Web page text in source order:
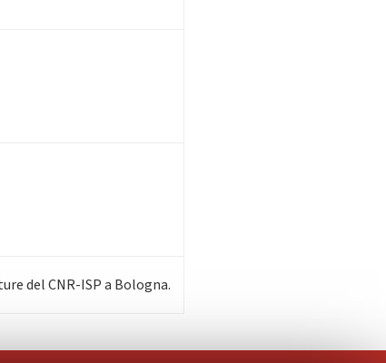
del CNR-ISP a Bologna.